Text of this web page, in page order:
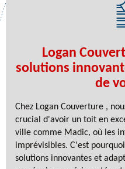
Logan
solutions
de
Chez Logan Couverture ,
crucial d'avoir un toit en
ville comme Madic, où les
imprévisibles. C'est
solutions innovantes et